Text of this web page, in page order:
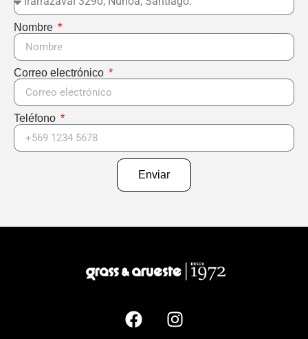
Nombre
Correo electrónico
Teléfono
Enviar